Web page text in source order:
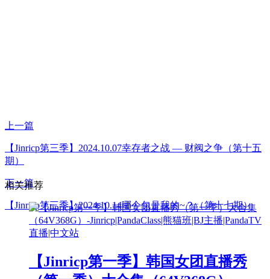
上一篇
【Jinricp第三季】2024.10.07幸存者之战 — 财阀之争（第十五
期）
下一篇
【Jinricp第三季】2024.10.14哪个包是我的~？（第十七期）
相关推荐
【Jinricp第一季】韩国女团直播秀